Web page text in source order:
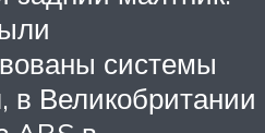
системы
в Великобритании